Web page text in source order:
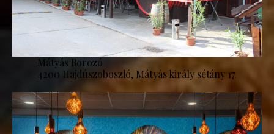
Mátyás Borozó
4200 Hajdúszoboszló, Mátyás király sétány 17.